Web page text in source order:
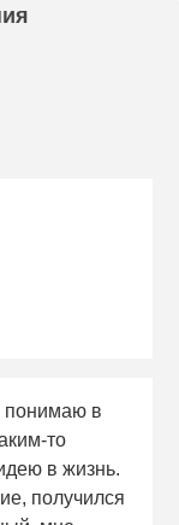
понимаю в
то
в жизнь.
получился